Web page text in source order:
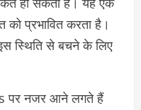
प्रभावित करता है।
स्थिति से बचने के लिए